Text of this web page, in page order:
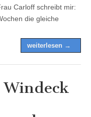
Carloff schreibt mir:
die gleiche
weiterlesen →